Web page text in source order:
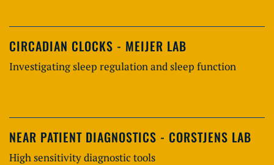
CIRCADIAN CLOCKS - MEIJER LAB
Investigating sleep regulation and sleep function
NEAR PATIENT DIAGNOSTICS - CORSTJENS LAB
High sensitivity diagnostic tools